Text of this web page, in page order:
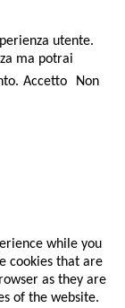
utente.
ma potrai
Accetto
Non
while you
cookies that are
as they are
of the website.